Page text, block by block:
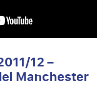
12 –
Manchester